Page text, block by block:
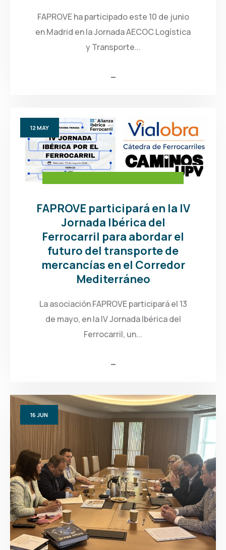
FAPROVE ha participado este 10 de junio
en Madrid en la Jornada AECOC Logística
y Transporte...
12 MAY
FAPROVE participará en la IV
Jornada Ibérica del
Ferrocarril para abordar el
futuro del transporte de
mercancías en el Corredor
Mediterráneo
La asociación FAPROVE participará el 13
de mayo, en la IV Jornada Ibérica del
Ferrocarril, un...
16 JUN